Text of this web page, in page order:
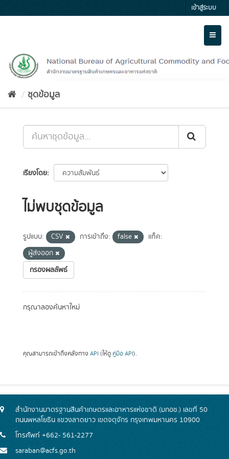
to
เข้าสู่ระบบ
ชุดข้อมูล
เรียงโดย
ไม่พบชุดข้อมูล
รูปแบบ: CSV การเข้าถึง: false
แท็ค:
ผู้ส่งออก
กรองผลลัพธ์
กรุณาลองค้นหาใหม่
คุณสามารถเข้าถึงคลังทาง API (ให้ดู คู่มือ API).
สำนักงานมาตรฐานสินค้าเกษตรและอาหารแห่งชาติ (มกอช.) เลขที่ 50
ถนนพหลโยธิน แขวงลาดยาว เขตจตุจักร กรุงเทพมหานคร 10900
โทรศัพท์ +662- 561-2277
saraban@acfs.go.th